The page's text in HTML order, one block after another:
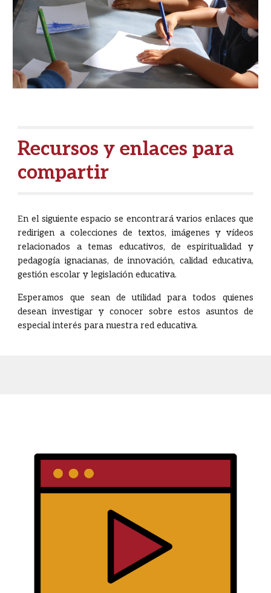
Recursos y enlaces para
compartir
En el siguiente espacio se encontrará varios enlaces que
redirigen a colecciones de textos, imágenes y vídeos
relacionados a temas educativos, de espiritualidad y
pedagogía ignacianas, de innovación, calidad educativa,
gestión escolar y legislación educativa.
Esperamos que sean de utilidad para todos quienes
desean investigar y conocer sobre estos asuntos de
especial interés para nuestra red educativa.